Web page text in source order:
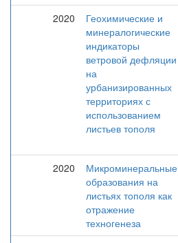
2020
Геохимические и
минералогические
индикаторы
ветровой дефляции
на
урбанизированных
территориях с
использованием
листьев тополя
2020
Микроминеральные
образования на
листьях тополя как
отражение
техногенеза